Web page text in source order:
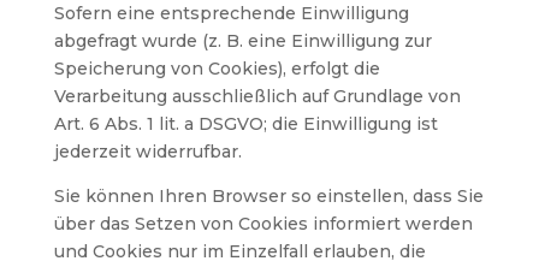
Sofern eine entsprechende Einwilligung
abgefragt wurde (z. B. eine Einwilligung zur
Speicherung von Cookies), erfolgt die
Verarbeitung ausschließlich auf Grundlage von
Art. 6 Abs. 1 lit. a DSGVO; die Einwilligung ist
jederzeit widerrufbar.
Sie können Ihren Browser so einstellen, dass Sie
über das Setzen von Cookies informiert werden
und Cookies nur im Einzelfall erlauben, die